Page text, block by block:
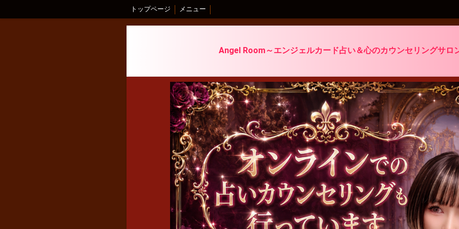
トップページ メニュー
Angel Room～エンジェルカード占い＆心のカウンセリングサロ